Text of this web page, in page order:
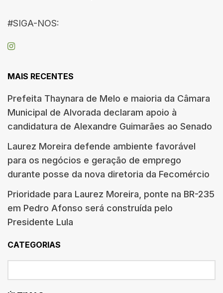
#SIGA-NOS:
MAIS RECENTES
Prefeita Thaynara de Melo e maioria da Câmara
Municipal de Alvorada declaram apoio à
candidatura de Alexandre Guimarães ao Senado
Laurez Moreira defende ambiente favorável
para os negócios e geração de emprego
durante posse da nova diretoria da Fecomércio
Prioridade para Laurez Moreira, ponte na BR-235
em Pedro Afonso será construída pelo
Presidente Lula
CATEGORIAS